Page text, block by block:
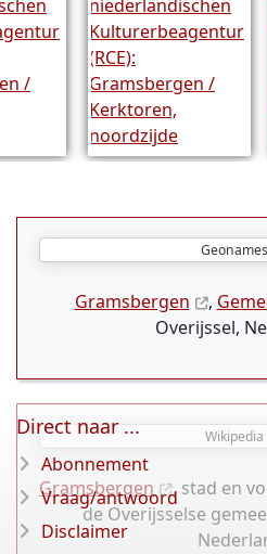
Geonames
Gramsbergen ,
Overijssel,
Wikipedia
Gramsbergen
, stad en
de Overijsselse
Direct naar ...
Abonnement
Vraag/antwoord
Disclaimer